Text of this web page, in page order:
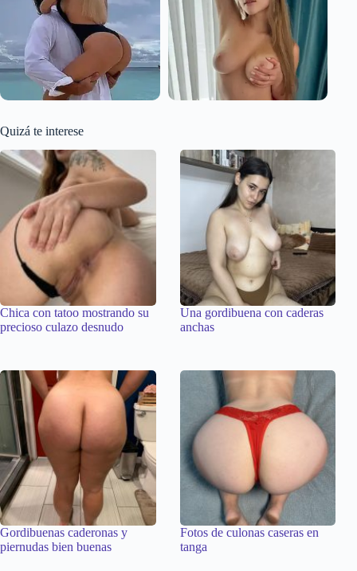
Quizá te interese
Chica con tatoo mostrando su
precioso culazo desnudo
Una gordibuena con caderas
anchas
Gordibuenas caderonas y
piernudas bien buenas
Fotos de culonas caseras en
tanga